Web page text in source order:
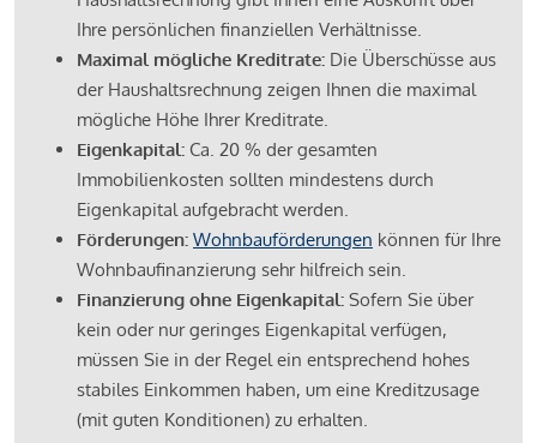
Ihre persönlichen finanziellen Verhältnisse.
Maximal mögliche Kreditrate: Die Überschüsse aus
der Haushaltsrechnung zeigen Ihnen die maximal
mögliche Höhe Ihrer Kreditrate.
Eigenkapital: Ca. 20 % der gesamten
Immobilienkosten sollten mindestens durch
Eigenkapital aufgebracht werden.
Förderungen: Wohnbauförderungen können für Ihre
Wohnbaufinanzierung sehr hilfreich sein.
Finanzierung ohne Eigenkapital: Sofern Sie über
kein oder nur geringes Eigenkapital verfügen,
müssen Sie in der Regel ein entsprechend hohes
stabiles Einkommen haben, um eine Kreditzusage
(mit guten Konditionen) zu erhalten.